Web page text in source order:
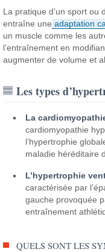
La pratique d’un sport ou
entraîne une adaptation
un muscle comme les
l’entraînement en
augmenter de volume et
Les types
La
cardiomyopathie
l’hypertrophie
maladie héréditaire
L’hypertrophie
caractérisée par
gauche provoquée
entraînement
QUELS SONT LES